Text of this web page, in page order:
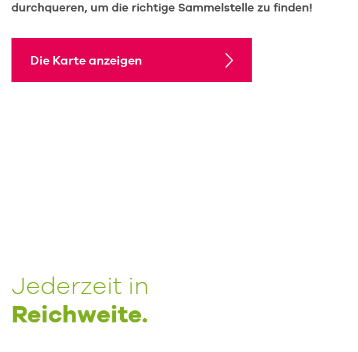
durchqueren, um die richtige Sammelstelle zu finden!
Die Karte anzeigen
Jederzeit in
Reichweite.